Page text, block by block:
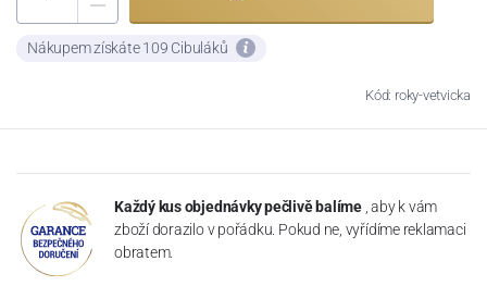
Nákupem získáte 109 Cibuláků
Kód: roky-vetvicka
Každý kus objednávky pečlivě balíme , aby k vám
zboží dorazilo v pořádku. Pokud ne, vyřídíme reklamaci
obratem.